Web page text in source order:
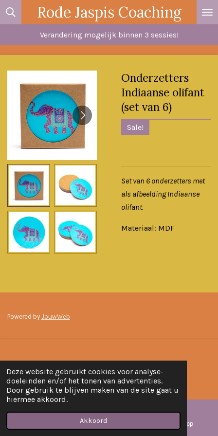
Deze website gebruikt cookies voor analyse-
doeleinden en/of het tonen van advertenties.
Door gebruik te blijven maken van de site gaat u
hiermee akkoord.
Akkoord
Ga
direct
Rode Jaspis Coaching
Verandering mogelijk binnen 3 sessies!
Onderzetters
Indiaanse olifant
(set van 6)
Sale!
Set van 6 onderzetters met
als afbeelding Indiaanse
olifant.
Materiaal: MDF
Powered by JouwWeb
Instagram WhatsApp